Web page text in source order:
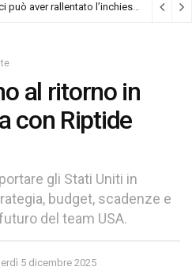
Bayesian, la carenza di giudici può aver rallentato l’inchiesta (Cronaca)
al ritorno in
con Riptide
gli Stati Uniti in
budget, scadenze e
del team USA.
5 dicembre 2025